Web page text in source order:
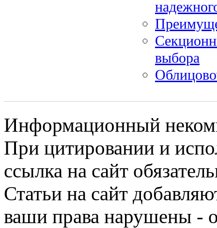
выбора
Информационный
При цитировании и
ссылка на сайт
Статьи на сайт
ваши права нарушены -